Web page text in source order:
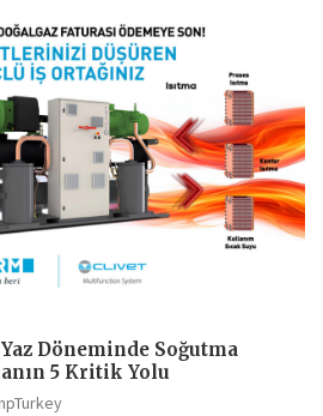
Döneminde Soğutma
5 Kritik Yolu